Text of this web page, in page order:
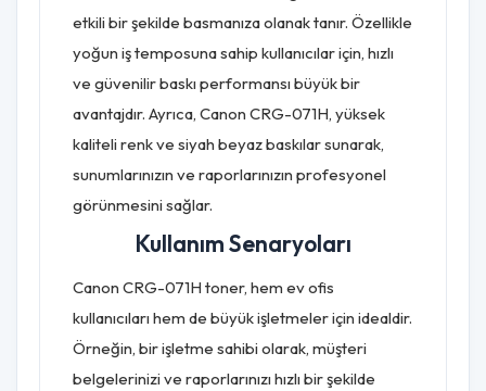
etkili bir şekilde basmanıza olanak tanır. Özellikle
yoğun iş temposuna sahip kullanıcılar için, hızlı
ve güvenilir baskı performansı büyük bir
avantajdır. Ayrıca, Canon CRG-071H, yüksek
kaliteli renk ve siyah beyaz baskılar sunarak,
sunumlarınızın ve raporlarınızın profesyonel
görünmesini sağlar.
Kullanım Senaryoları
Canon CRG-071H toner, hem ev ofis
kullanıcıları hem de büyük işletmeler için idealdir.
Örneğin, bir işletme sahibi olarak, müşteri
belgelerinizi ve raporlarınızı hızlı bir şekilde